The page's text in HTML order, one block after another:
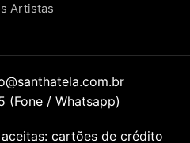
Artistas
(Fone / Whatsapp)
cartões de crédito